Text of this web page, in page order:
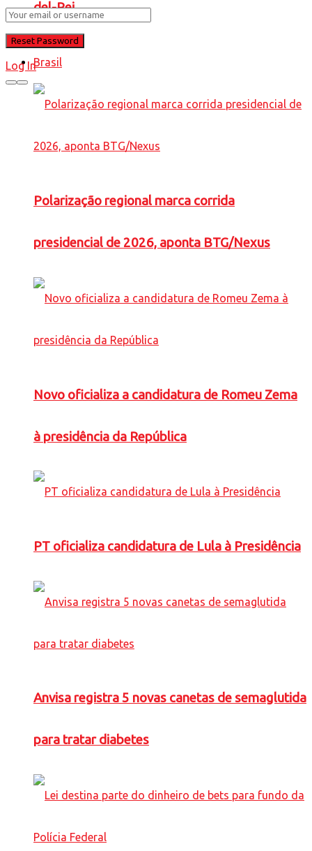
del-Rei
Brasil
Polarização regional marca corrida
presidencial de 2026, aponta BTG/Nexus
Novo oficializa a candidatura de Romeu Zema
à presidência da República
PT oficializa candidatura de Lula à Presidência
Anvisa registra 5 novas canetas de semaglutida
para tratar diabetes
Log In